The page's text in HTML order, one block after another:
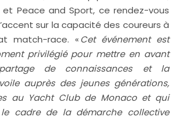
et Peace and Sport, ce rendez-vous
sur la capacité des coureurs à
match-race. «Cet événement est
privilégié pour mettre en avant
partage de connaissances et la
auprès des jeunes générations,
au Yacht Club de Monaco et qui
le cadre de la démarche collective